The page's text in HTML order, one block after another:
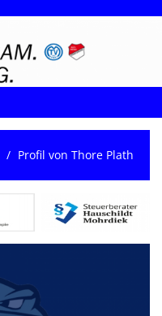
Profil von Thore Plath